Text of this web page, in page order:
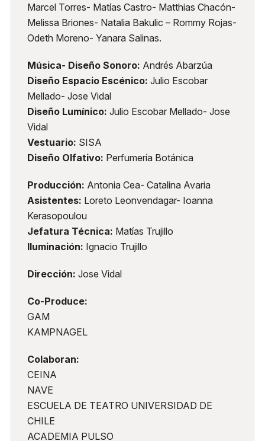
Marcel Torres- Matías Castro- Matthias Chacón-
Melissa Briones- Natalia Bakulic – Rommy Rojas-
Odeth Moreno- Yanara Salinas.
Música- Diseño Sonoro: Andrés Abarzúa
Diseño Espacio Escénico: Julio Escobar
Mellado- Jose Vidal
Diseño Lumínico: Julio Escobar Mellado- Jose
Vidal
Vestuario: SISA
Diseño Olfativo: Perfumería Botánica
Producción: Antonia Cea- Catalina Avaria
Asistentes: Loreto Leonvendagar- Ioanna
Kerasopoulou
Jefatura Técnica: Matías Trujillo
Iluminación: Ignacio Trujillo
Dirección: Jose Vidal
Co-Produce:
GAM
KAMPNAGEL
Colaboran:
CEINA
NAVE
ESCUELA DE TEATRO UNIVERSIDAD DE
CHILE
ACADEMIA PULSO